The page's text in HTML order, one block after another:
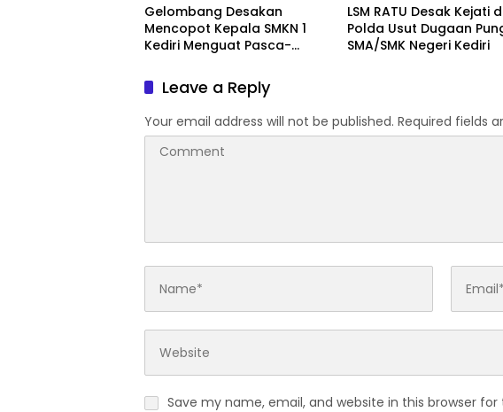
Marakanya Pungli dan
Korupsi di Cabang Dinas
Pendidikan Kediri
Pemberitahuan Aksi
ke Polrestabes
Gelombang Desakan
Mencopot Kepala SMKN 1
Kediri Menguat Pasca-
Doxing
LSM RATU Desak Kejati
Polda Usut Dugaan
SMA/SMK Negeri Kediri
Leave a Reply
Your email address will not be published. Required fields
Save my name, email, and website in this browser